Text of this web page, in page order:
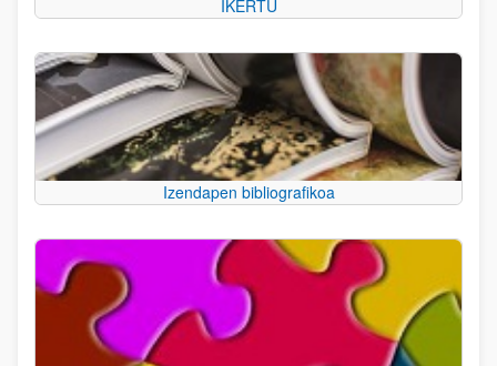
IKERTU
Izendapen bibliografikoa